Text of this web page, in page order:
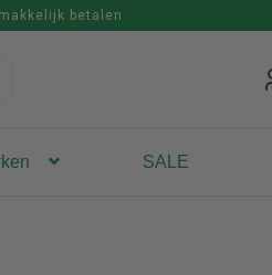
betalen
SALE